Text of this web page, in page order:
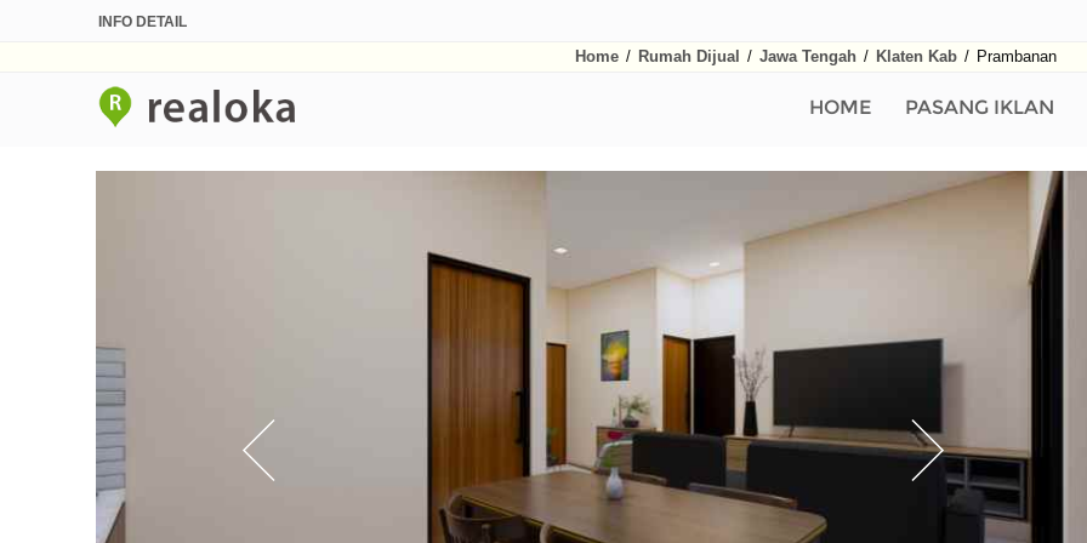
INFO DETAIL
Home / Rumah Dijual / Jawa Tengah / Klaten Kab / Prambanan
HOME PASANG IKLAN